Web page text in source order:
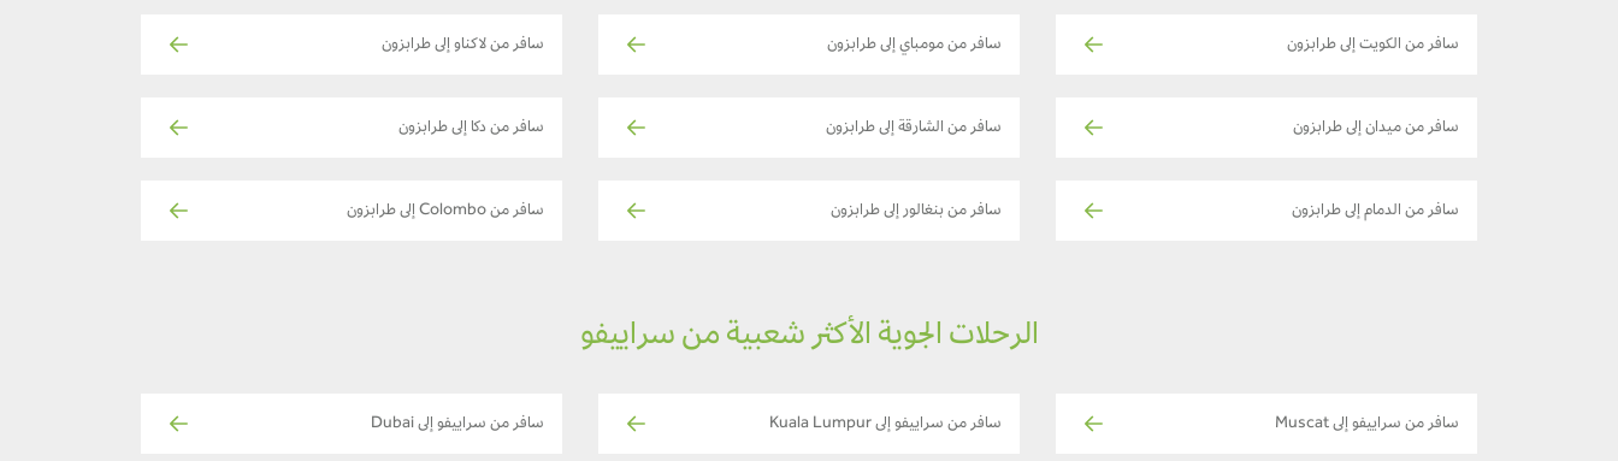
سافر من الكويت إلى طرابزون سافر من مومباي إلى طرابزون سافر من لاكناو إلى طرابزون
سافر من ميدان إلى طرابزون سافر من الشارقة إلى طرابزون سافر من دكا إلى طرابزون
سافر من الدمام إلى طرابزون سافر من بنغالور إلى طرابزون سافر من Colombo إلى طرابزون
الرحلات الجوية الأكثر شعبية من سراييفو
سافر من سراييفو إلى Muscat سافر من سراييفو إلى Kuala Lumpur سافر من سراييفو إلى Dubai